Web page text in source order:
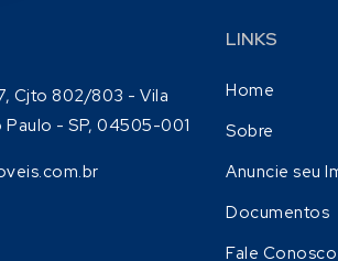
Cjto 802/803 - Vila
- SP, 04505-001
LINKS
Home
Sobre
Anuncie seu
Documentos
Fale Conosco